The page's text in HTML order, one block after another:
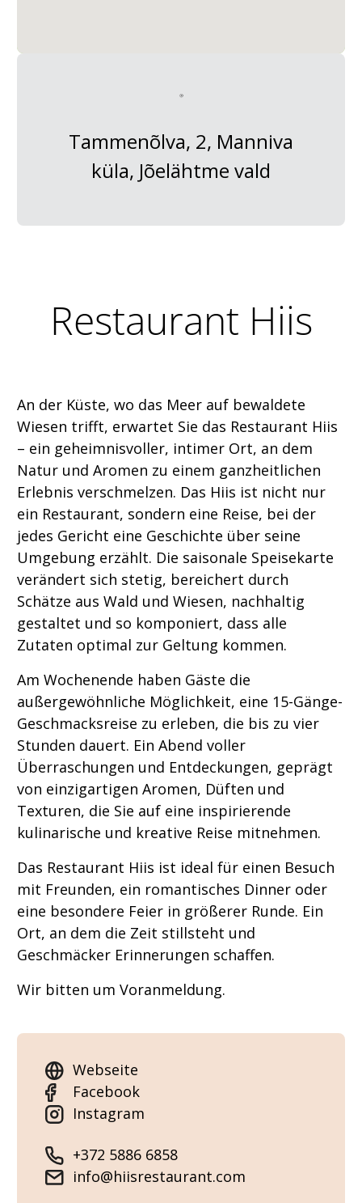
Tammenõlva, 2, Manniva
küla, Jõelähtme vald
Restaurant Hiis
An der Küste, wo das Meer auf bewaldete
Wiesen trifft, erwartet Sie das Restaurant Hiis
– ein geheimnisvoller, intimer Ort, an dem
Natur und Aromen zu einem ganzheitlichen
Erlebnis verschmelzen. Das Hiis ist nicht nur
ein Restaurant, sondern eine Reise, bei der
jedes Gericht eine Geschichte über seine
Umgebung erzählt. Die saisonale Speisekarte
verändert sich stetig, bereichert durch
Schätze aus Wald und Wiesen, nachhaltig
gestaltet und so komponiert, dass alle
Zutaten optimal zur Geltung kommen.
Am Wochenende haben Gäste die
außergewöhnliche Möglichkeit, eine 15-Gänge-
Geschmacksreise zu erleben, die bis zu vier
Stunden dauert. Ein Abend voller
Überraschungen und Entdeckungen, geprägt
von einzigartigen Aromen, Düften und
Texturen, die Sie auf eine inspirierende
kulinarische und kreative Reise mitnehmen.
Das Restaurant Hiis ist ideal für einen Besuch
mit Freunden, ein romantisches Dinner oder
eine besondere Feier in größerer Runde. Ein
Ort, an dem die Zeit stillsteht und
Geschmäcker Erinnerungen schaffen.
Wir bitten um Voranmeldung.
Webseite
Facebook
Instagram
+372 5886 6858
info@hiisrestaurant.com